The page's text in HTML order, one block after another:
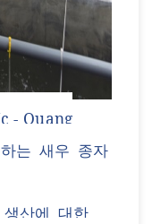
- Quang
는 새우 종자
생산에 대한